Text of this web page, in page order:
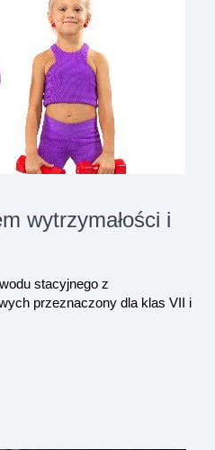
wytrzymałości i
stacyjnego z
przeznaczony dla klas VII i